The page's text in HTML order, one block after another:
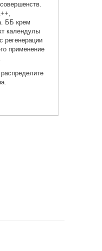
ББ крем
календулы
регенерации
применение